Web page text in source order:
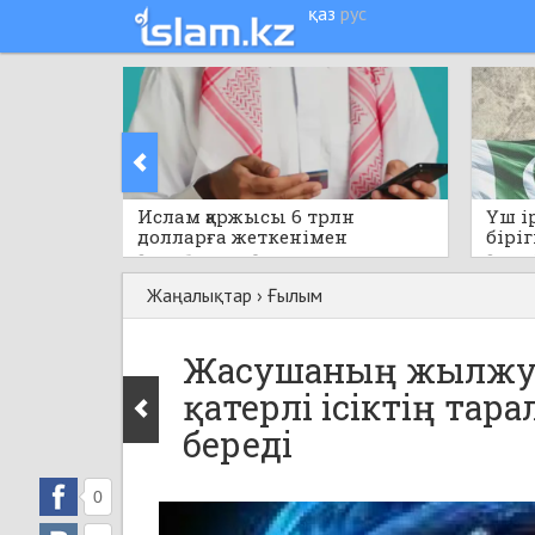
қаз рус
Ислам қаржысы 6 трлн
долларға жеткенімен
капитал бөлінісі біркелкі
емес
8 сағат бұрын 0
Үш
8
Жаңалықтар › Ғылым
Жасушаның жылжу
қатерлі ісіктің
береді
0